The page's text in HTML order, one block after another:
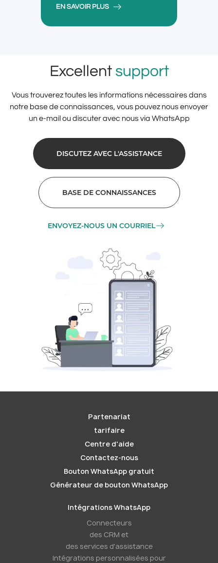
EN SAVOIR PLUS
Excellent support
Vous trouverez toutes les informations nécessaires dans
notre base de connaissances, vous pouvez nous envoyer
un e-mail ou discuter avec nous via WhatsApp
DISCUTEZ AVEC L'ASSISTANCE
BASE DE CONNAISSANCES
ENVOYEZ-NOUS UN COURRIEL
Partenariat
tarifaire
Centre d'aide
Contactez-nous
Bouton WhatsApp gratuit
Générateur de bouton WhatsApp
Intégrations WhatsApp
Connecteurs
des CRM et
des services d'assistance
Intégrations personnalisées pour